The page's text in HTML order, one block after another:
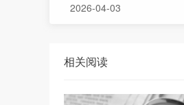
2026-04-03
相关阅读